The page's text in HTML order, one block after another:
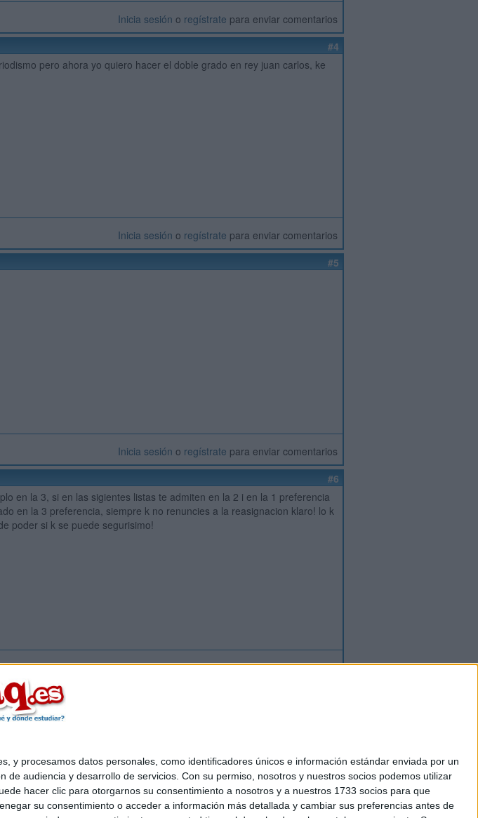
y procesamos datos personales, como identificadores únicos e información estándar enviada por un
de audiencia y desarrollo de servicios. Con su permiso, nosotros y nuestros socios podemos utilizar
hacer clic para otorgarnos su consentimiento a nosotros y a nuestros 1733 socios para que
su consentimiento o acceder a información más detallada y cambiar sus preferencias antes de
Inicia sesión o regístrate para enviar comentarios
#4
pero ahora yo quiero hacer el doble grado en rey juan carlos, ke
Inicia sesión o regístrate para enviar comentarios
#5
Inicia sesión o regístrate para enviar comentarios
#6
en la 3, si en las sigientes listas te admiten en la 2 i en la 1 preferencia
en la 3 preferencia, siempre k no renuncies a la reasignacion klaro! lo k
poder si k se puede segurisimo!
Inicia sesiónoregístratepara enviar comentarios
|Anúnciate
generales|Política de cookies
47 - 28006 Madrid [ESPAÑA] - Tel. +34 91 593 2767